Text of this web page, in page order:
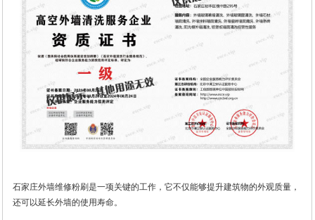
石家庄外墙维修粉刷是一项关键的工作，它不仅能够提升建筑物的外观质量，
还可以延长外墙的使用寿命。